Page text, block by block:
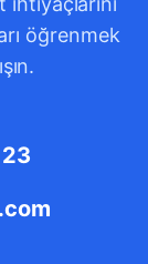
öğrenmek